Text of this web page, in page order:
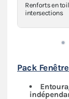
Renforts en
intersections
Pack